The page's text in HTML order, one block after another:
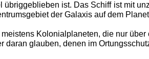
übriggeblieben ist. Das Schiff ist mit
der Galaxis auf dem
Kolo­nialplaneten, die nur
daran glauben, denen im